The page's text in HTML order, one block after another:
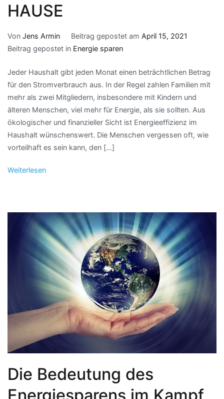
HAUSE
Von Jens Armin Beitrag gepostet am April 15, 2021
Beitrag gepostet in Energie sparen
Jeder Haushalt gibt jeden Monat einen beträchtlichen Betrag
für den Stromverbrauch aus. In der Regel zahlen Familien mit
mehr als zwei Mitgliedern, insbesondere mit Kindern und
älteren Menschen, viel mehr für Energie, als sie sollten. Aus
ökologischer und finanzieller Sicht ist Energieeffizienz im
Haushalt wünschenswert. Die Menschen vergessen oft, wie
vorteilhaft es sein kann, den […]
Weiterlesen
Die Bedeutung des